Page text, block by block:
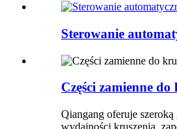
Sterowanie
Części zamienne
Qiangang oferuje
wydajności kruszenia,